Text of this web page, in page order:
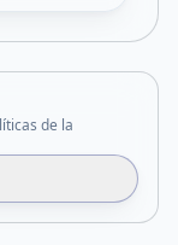
de la